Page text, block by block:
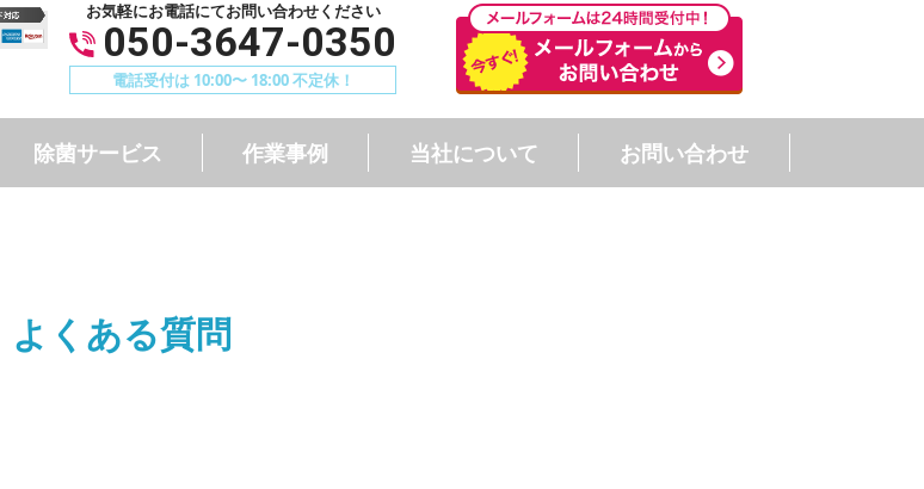
お気軽にお電話にてお問い合わせください
050-3647-0350
電話受付は 10:00〜 18:00 不定休！
除菌サービス 作業事例 当社について お問い合わせ
よくある質問